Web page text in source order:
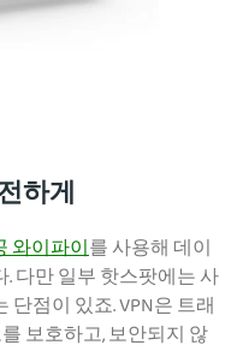
하게
와이파이를 사용해 데이
다만 일부 핫스팟에는 사
점이 있죠. VPN은 트래
보호하고, 보안되지 않